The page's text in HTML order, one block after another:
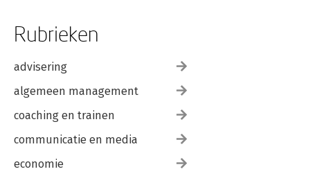
Rubrieken
advisering
algemeen management
coaching en trainen
communicatie en media
economie